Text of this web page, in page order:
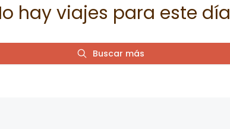
hay viajes para este día
Buscar más